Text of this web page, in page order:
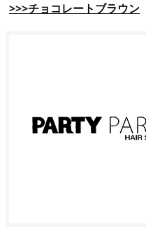
>>>チョコレートブラウン